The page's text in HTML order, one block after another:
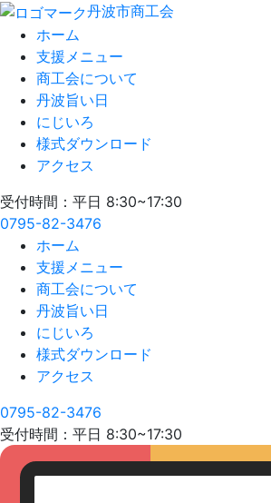
丹波市商工会
ホーム
支援メニュー
商工会について
丹波旨い日
にじいろ
様式ダウンロード
アクセス
受付時間：平日 8:30~17:30
0795-82-3476
ホーム
支援メニュー
商工会について
丹波旨い日
にじいろ
様式ダウンロード
アクセス
0795-82-3476
受付時間：平日 8:30~17:30